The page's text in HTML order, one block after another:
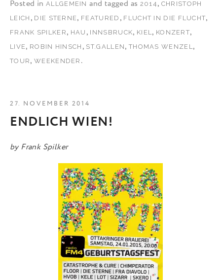
Posted in ALLGEMEIN and tagged as 2014 , CHRISTOPH
LEICH , DIE STERNE , FEATURED , FLUCHT IN DIE FLUCHT,
FRANK SPILKER , HAU , INNSBRUCK, KIEL , KONZERT,
LIVE , ROBIN HINSCH , ST.GALLEN ,THOMAS WENZEL ,
TOUR ,WEEKENDER .
ENDLICH WIEN!
by Frank Spilker
27. NOVEMBER 2014